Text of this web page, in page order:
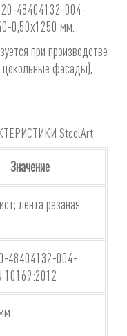
48404132-004-
0,50х1250 мм.
при производстве
цокольные фасады),
SteelArt
Значение
лента резаная
48404132-004-
10169:2012